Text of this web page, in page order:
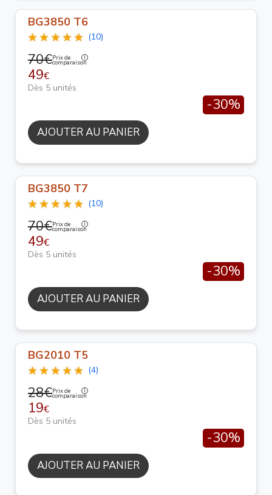
BG3850 T6
(10)
70€Prix de
comparaison
49€
Dès 5 unités
-30%
AJOUTER AU PANIER
BG3850 T7
(10)
70€Prix de
comparaison
49€
Dès 5 unités
-30%
AJOUTER AU PANIER
BG2010 T5
(4)
28€Prix de
comparaison
19€
Dès 5 unités
-30%
AJOUTER AU PANIER